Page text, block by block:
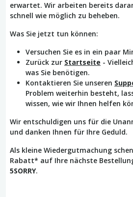
erwartet. Wir arbeiten bereits
schnell wie möglich zu beheben.
Was Sie jetzt tun können:
Versuchen Sie es in ein paar
Zurück zur Startseite -
was Sie benötigen.
Kontaktieren Sie unseren
Problem weiterhin besteht,
wissen, wie wir Ihnen helfen
Wir entschuldigen uns für die
und danken Ihnen für Ihre Geduld.
Als kleine Wiedergutmachung
Rabatt* auf Ihre nächste
5SORRY.